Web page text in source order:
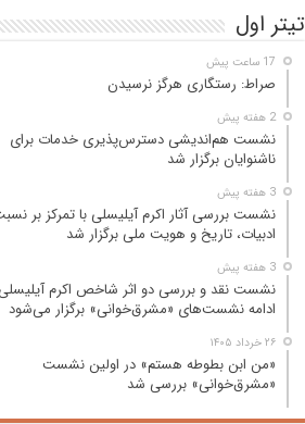
تیتر اول
17 ساعت پیش
صراط: رستگاری هرگز نرسیدن
2 هفته پیش
نشست هم‌اندیشی دسترس‌پذیری خدمات برای
ناشنوایان برگزار شد
3 هفته پیش
نشست بررسی آثار اکرم آیلیسلی با تمرکز بر
ادبیات، تاریخ و هویت ملی برگزار شد
3 هفته پیش
نشست نقد و بررسی دو اثر شاخص اکرم
ادامه نشست‌های «مشرق‌خوانی» برگزار می‌شود
۲۶ خرداد ۱۴۰۵
«من ابن بطوطه هستم» در اولین نشست
«مشرق‌خوانی» بررسی شد